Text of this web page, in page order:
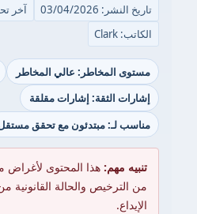
تاريخ النشر: 03/04/2026
آخر تحديث:
الكاتب: Clark
مستوى المخاطر: عالي المخاطر
إشارات الثقة: إشارات مقلقة
مناسب لـ: مبتدئون مع تحقق
تنبيه مهم: هذا المحتوى لأغراض
من الترخيص والحالة
الإيداع.